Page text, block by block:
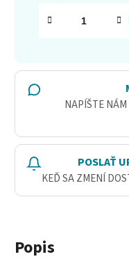
Jednotková cena:
NAPÍŠTE
POSLAŤ
KEĎ SA ZMENÍ
Popis